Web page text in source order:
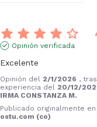
Opinión verificada
Excelente
Opinión del 2/1/2026 ,
experiencia del 20/12/
IRMA CONSTANZA M.
Publicado originalmente en
ostu.com (co)